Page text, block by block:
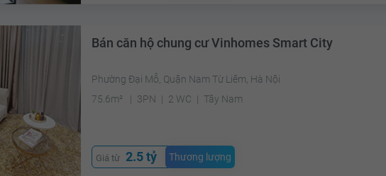
Bán căn hộ chung cư Vinhomes Smart City
Phường Đại Mỗ, Quận Nam Từ Liêm, Hà Nội
75.6m²
3PN 2 WC Tây Nam
Giá từ 2.5 tỷ Thương lượng